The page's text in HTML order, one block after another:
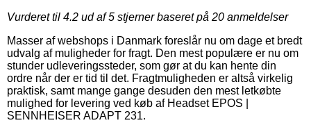
Vurderet til 4.2 ud af 5 stjerner baseret på 20 anmeldelser
Masser af webshops i Danmark foreslår nu om dage et bredt
udvalg af muligheder for fragt. Den mest populære er nu om
stunder udleveringssteder, som gør at du kan hente din
ordre når der er tid til det. Fragtmuligheden er altså virkelig
praktisk, samt mange gange desuden den mest letkøbte
mulighed for levering ved køb af Headset EPOS |
SENNHEISER ADAPT 231.